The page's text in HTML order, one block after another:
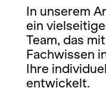
In unserem
ein
Team, das
Fachwissen
Ihre
entwickelt.